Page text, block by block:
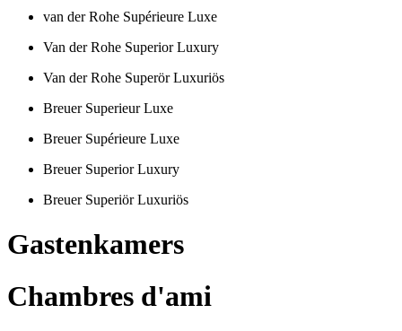
van der Rohe Supérieure Luxe
Van der Rohe Superior Luxury
Van der Rohe Superör Luxuriös
Breuer Superieur Luxe
Breuer Supérieure Luxe
Breuer Superior Luxury
Breuer Superiör Luxuriös
Gastenkamers
Chambres d'ami